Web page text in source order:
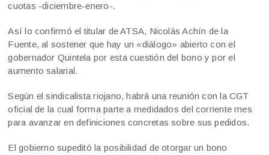
cuotas -diciembre-enero-.
Así lo confirmó el titular de ATSA, Nicolás Achín de la
Fuente, al sostener que hay un «diálogo» abierto con el
gobernador Quintela por esta cuestión del bono y por el
aumento salarial.
Según el sindicalista riojano, habrá una reunión con la CGT
oficial de la cual forma parte a medidados del corriente mes
para avanzar en definiciones concretas sobre sus pedidos.
El gobierno supeditó la posibilidad de otorgar un bono